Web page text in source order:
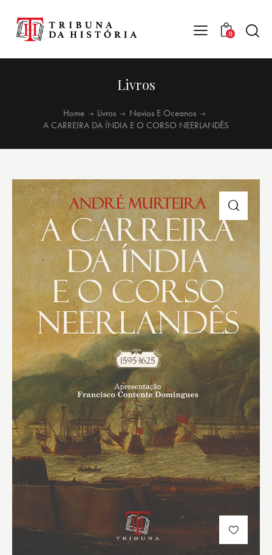
0
Livros
Home Livros
Navios E Oceanos
A CARREIRA DA ÍNDIA E O CORSO NEERLANDÊS